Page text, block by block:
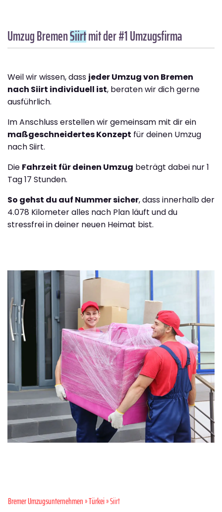
Umzug BremenSiirtmit der #1 Umzugsfirma
Weil wir wissen, dass jeder Umzug von Bremen
nach Siirt individuell ist, beraten wir dich gerne
ausführlich.
Im Anschluss erstellen wir gemeinsam mit dir ein
maßgeschneidertes Konzept für deinen Umzug
nach Siirt.
Die Fahrzeit für deinen Umzug beträgt dabei nur 1
Tag 17 Stunden.
So gehst du auf Nummer sicher, dass innerhalb der
4.078 Kilometer alles nach Plan läuft und du
stressfrei in deiner neuen Heimat bist.
Bremer Umzugsunternehmen»Türkei» Siirt